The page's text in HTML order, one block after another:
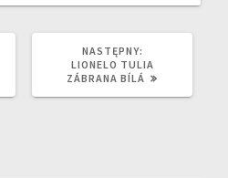
NASTĘPNY:
WPIS:
LIONELO TULIA
ZÁBRANA BÍLÁ